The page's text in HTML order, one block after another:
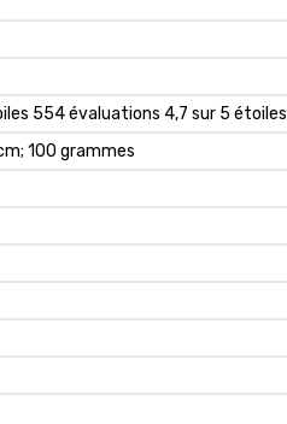
554 évaluations 4,7 sur 5 étoiles
100 grammes